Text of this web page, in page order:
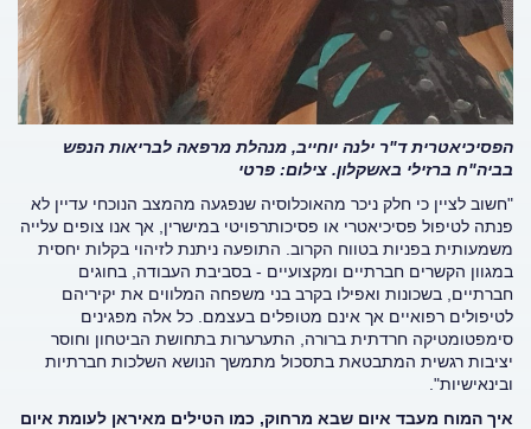
הפסיכיאטרית ד"ר ילנה יוחייב, מנהלת מרפאה לבריאות הנפש
בביה"ח ברזילי באשקלון. צילום: פרטי
"חשוב לציין כי חלק ניכר מהאוכלוסיה שנפגעה מהמצב הנוכחי עדיין לא
פנתה לטיפול פסיכיאטרי או פסיכותרפויטי במישרין, אך אנו צופים עלייה
משמעותית בפניות בטווח הקרוב. התופעה ניתנת לזיהוי בקלות יחסית
במגוון הקשרים חברתיים ומקצועיים - בסביבת העבודה, בחוגים
חברתיים, בשכונות ואפילו בקרב בני משפחה המלווים את יקיריהם
לטיפולים רפואיים אך אינם מטופלים בעצמם. כל אלה מפגינים
סימפטומטיקה חרדתית ברורה, התערערות בתחושת הביטחון וחוסר
יציבות רגשית המתבטאת בתסכול מתמשך הנושא השלכות חברתיות
ובינאישיות".
איך המוח מעבד איום שבא מרחוק, כמו הטילים מאיראן לעומת איום